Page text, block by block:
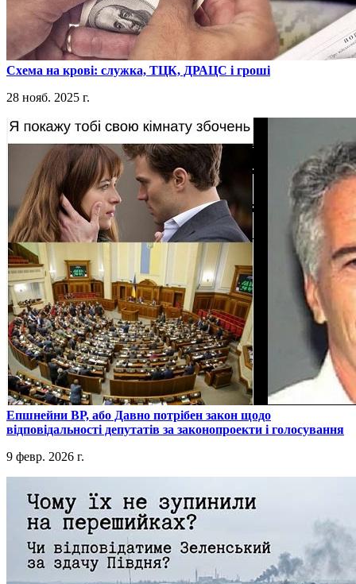
​Схема на крові: служка, ТЦК, ДРАЦС і гроші
28 нояб. 2025 г.
​Епшнейни ВР, або Давно потрібен закон щодо
відповідальності депутатів за законопроекти і голосування
9 февр. 2026 г.